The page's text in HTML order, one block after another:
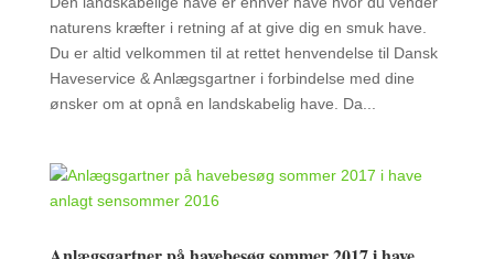
naturens kræfter i retning af at give dig en smuk have.
Du er altid velkommen til at rettet henvendelse til Dansk
Haveservice & Anlægsgartner i forbindelse med dine
ønsker om at opnå en landskabelig have. Da...